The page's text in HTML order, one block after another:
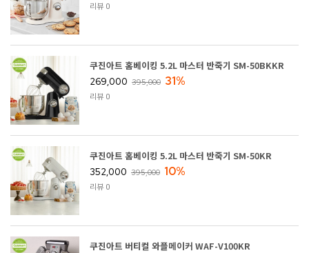
리뷰 0
쿠진아트 홈베이킹 5.2L 마스터 반죽기 SM-50BKKR
269,000 395,000 31%
리뷰 0
쿠진아트 홈베이킹 5.2L 마스터 반죽기 SM-50KR
352,000 395,000 10%
리뷰 0
쿠진아트 버티컬 와플메이커 WAF-V100KR